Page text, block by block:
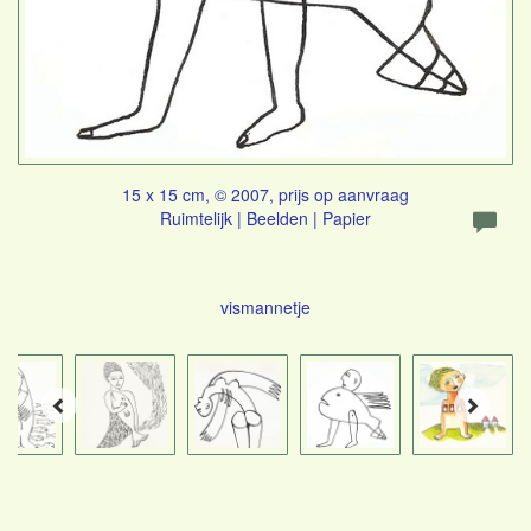
15 x 15 cm, © 2007, prijs op aanvraag
Ruimtelijk | Beelden | Papier
vismannetje